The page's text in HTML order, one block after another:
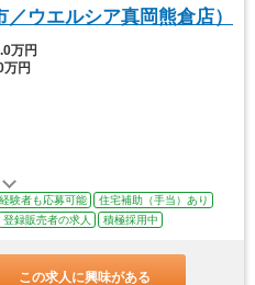
ウエルシア真岡熊倉店）
万円
万円
験者も応募可能
住宅補助（手当）あり
登録販売者の求人 積極採用中
この求人に興味がある